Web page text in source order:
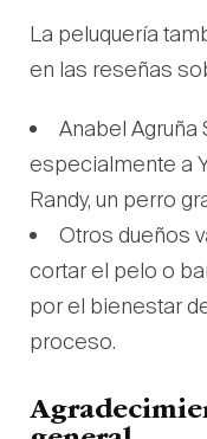
La peluquería
en las reseñas
Anabel Agruña
especialmente a
Randy, un perro
Otros dueños
cortar el pelo o
por el bienestar
proceso.